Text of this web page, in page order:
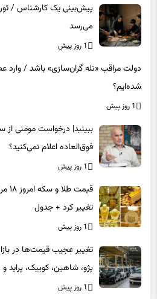
می‌رسد
1 روز پیش
دولت مراقب «تله گران‌سازی» باشد / وارد عصر
شده‌ایم؟
1 روز پیش
فوق‌العاده اعلام نمی‌کنید؟
1 روز پیش
تغییر کرد + جدول
1 روز پیش
تغییر عجیب قیمت‌ها در
پژو، شاهین، کوییک، پراید
1 روز پیش